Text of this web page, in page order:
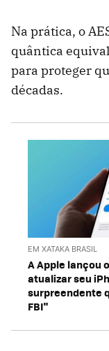
Na prática, o
quântica
para proteger
décadas.
EM XATAKA BRASIL
A Apple lançou
atualizar seu
surpreendente
FBI"